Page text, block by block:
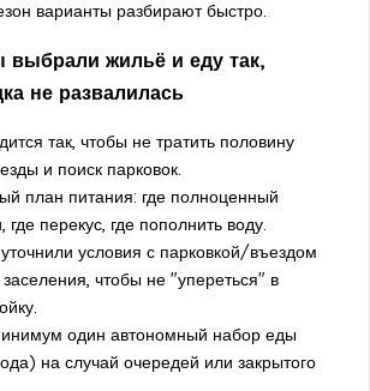
варианты разбирают быстро.
выбрали жильё и еду так,
не развалилась
так, чтобы не тратить половину
и поиск парковок.
план питания: где полноценный
перекус, где пополнить воду.
условия с парковкой/въездом
чтобы не "упереться" в
один автономный набор еды
на случай очередей или закрытого